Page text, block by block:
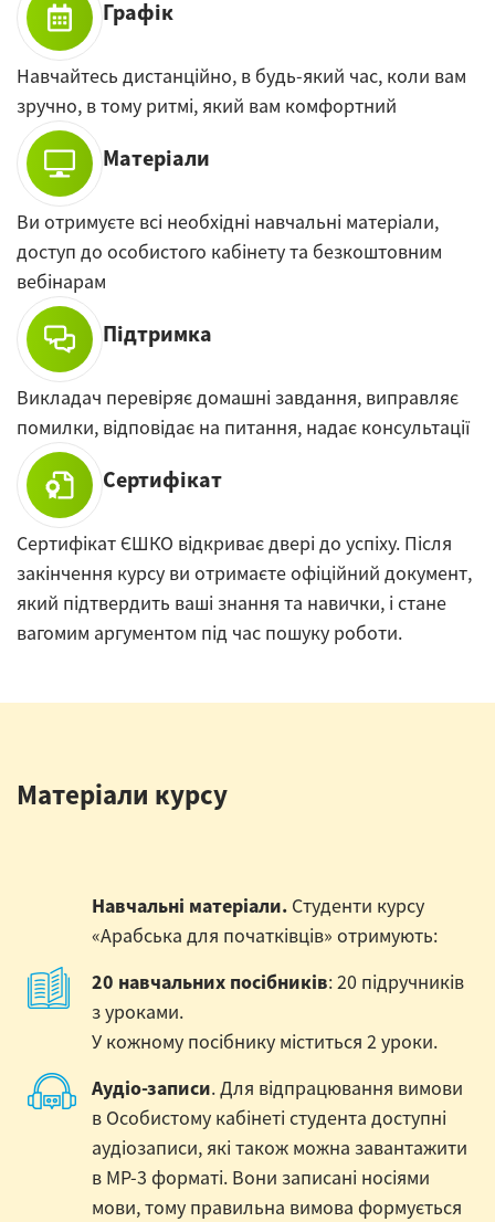
Графік
Навчайтесь дистанційно, в будь-який час, коли вам
зручно, в тому ритмі, який вам комфортний
Матеріали
Ви отримуєте всі необхідні навчальні матеріали,
доступ до особистого кабінету та безкоштовним
вебінарам
Підтримка
Викладач перевіряє домашні завдання, виправляє
помилки, відповідає на питання, надає консультації
Сертифікат
Сертифікат ЄШКО відкриває двері до успіху. Після
закінчення курсу ви отримаєте офіційний документ,
який підтвердить ваші знання та навички, і стане
вагомим аргументом під час пошуку роботи.
Матеріали курсу
Навчальні матеріали. Студенти курсу
«Арабська для початківців» отримують:
20 навчальних посібників: 20 підручників
з уроками.
У кожному посібнику міститься 2 уроки.
Аудіо-записи. Для відпрацювання вимови
в Особистому кабінеті студента доступні
аудіозаписи, які також можна завантажити
в MP-3 форматі. Вони записані носіями
мови, тому правильна вимова формується